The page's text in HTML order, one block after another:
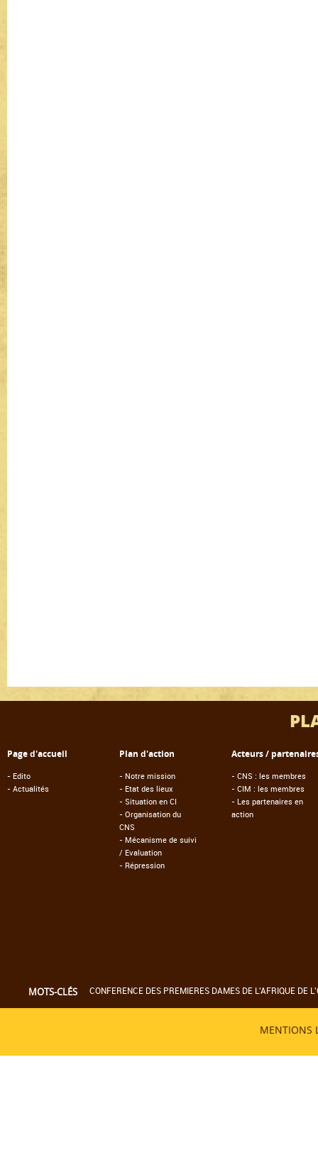
Page d'accueil
- Edito
- Actualités
Plan d'action
- Notre mission
- Etat des lieux
- Situation en CI
- Organisation du
CNS
- Mécanisme de suivi
/ Evaluation
- Répression
Acteurs /
- CNS : les membres
- CIM : les membres
- Les partenaires en
action
MOTS-CLÉS CONFERENCE DES PREMIERES DAMES DE L'AFRIQUE DE
MENTIONS